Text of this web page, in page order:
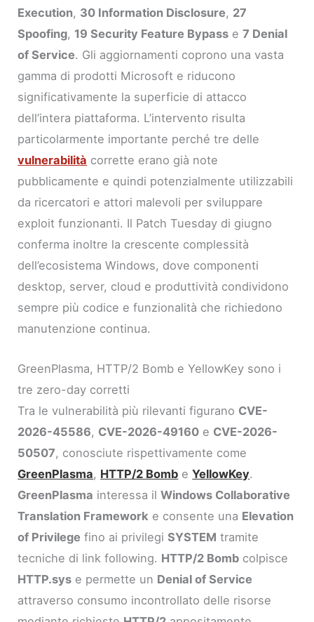
Execution, 30 Information Disclosure, 27
Spoofing, 19 Security Feature Bypass e7 Denial
of Service. Gli aggiornamenti coprono una vasta
gamma di prodotti Microsoft e riducono
significativamente la superficie di attacco
dell’intera piattaforma. L’intervento risulta
particolarmente importante perché tre delle
vulnerabilità corrette erano già note
pubblicamente e quindi potenzialmente utilizzabili
da ricercatori e attori malevoli per sviluppare
exploit funzionanti. Il Patch Tuesday di giugno
conferma inoltre la crescente complessità
dell’ecosistema Windows, dove componenti
desktop, server, cloud e produttività condividono
sempre più codice e funzionalità che richiedono
manutenzione continua.
GreenPlasma, HTTP/2 Bomb e YellowKey sono i
tre zero-day corretti
Tra le vulnerabilità più rilevanti figurano CVE-
2026-45586, CVE-2026-49160 e CVE-2026-
50507, conosciute rispettivamente come
GreenPlasma, HTTP/2 Bomb eYellowKey.
GreenPlasma interessa ilWindows Collaborative
Translation Framework e consente una Elevation
of Privilege fino ai privilegiSYSTEM tramite
tecniche di link following. HTTP/2 Bomb colpisce
HTTP.sys e permette un Denial of Service
attraverso consumo incontrollato delle risorse